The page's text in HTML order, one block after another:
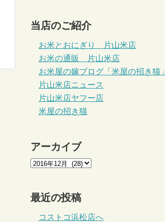
当店のご紹介
お米とおにぎり 片山米店
お米の通販 片山米店
お米屋の嫁ブログ「米屋の招き猫」
片山米店ニュース
片山米店ヤフー店
米屋の招き猫
アーカイブ
最近の投稿
コストコ浜松店へ